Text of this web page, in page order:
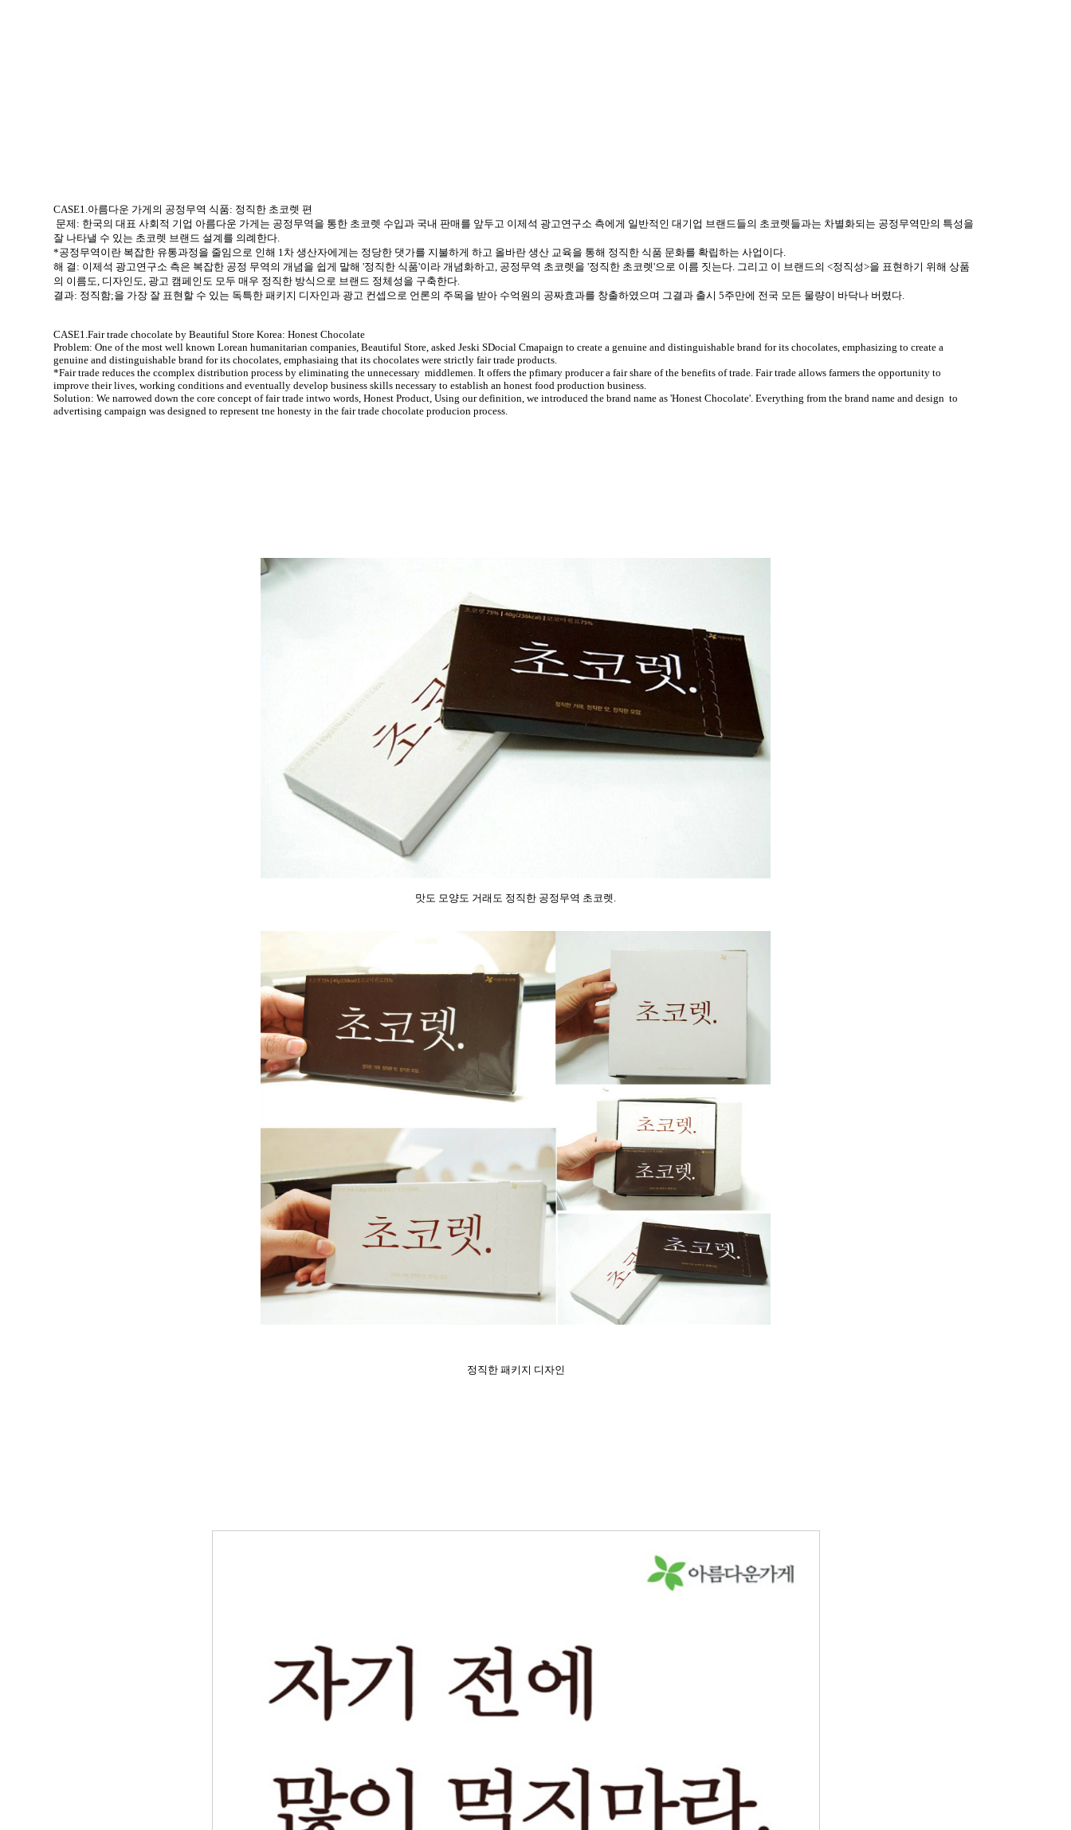
CASE1.아름다운 가게의 공정무역 식품: 정직한 초코렛 편
문제: 한국의 대표 사회적 기업 아름다운 가게는 공정무역을 통한 초코렛 수입과 국내 판매를 앞두고 이제석 광고연구소 측에게 일반적인 대기업 브랜드들의 초코렛들과는 차별화되는 공정무역만의 특성을
잘 나타낼 수 있는 초코렛 브랜드 설계를 의례한다.
*공정무역이란 복잡한 유통과정을 줄임으로 인해 1차 생산자에게는 정당한 댓가를 지불하게 하고 올바란 생산 교육을 통해 정직한 식품 문화를 확립하는 사업이다.
해 결: 이제석 광고연구소 측은 복잡한 공정 무역의 개념을 쉽게 말해 '정직한 식품'이라 개념화하고, 공정무역 초코렛을 '정직한 초코렛'으로 이름 짓는다. 그리고 이 브랜드의 <정직성>을 표현하기 위해 상품
의 이름도, 디자인도, 광고 캠페인도 모두 매우 정직한 방식으로 브랜드 정체성을 구축한다.
결과: 정직함;을 가장 잘 표현할 수 있는 독특한 패키지 디자인과 광고 컨셉으로 언론의 주목을 받아 수억원의 공짜효과를 창출하였으며 그결과 출시 5주만에 전국 모든 물량이 바닥나 버렸다.
CASE1.Fair trade chocolate by Beautiful Store Korea: Honest Chocolate
Problem: One of the most well known Lorean humanitarian companies, Beautiful Store, asked Jeski SDocial Cmapaign to create a genuine and distinguishable brand for its chocolates, emphasizing to create a
genuine and distinguishable brand for its chocolates, emphasiaing that its chocolates were strictly fair trade products.
*Fair trade reduces the ccomplex distribution process by eliminating the unnecessary middlemen. It offers the pfimary producer a fair share of the benefits of trade. Fair trade allows farmers the opportunity to
improve their lives, working conditions and eventually develop business skills necessary to establish an honest food production business.
Solution: We narrowed down the core concept of fair trade intwo words, Honest Product, Using our definition, we introduced the brand name as 'Honest Chocolate'. Everything from the brand name and design to
advertising campaign was designed to represent tne honesty in the fair trade chocolate producion process.
맛도 모양도 거래도 정직한 공정무역 초코렛.
정직한 패키지 디자인